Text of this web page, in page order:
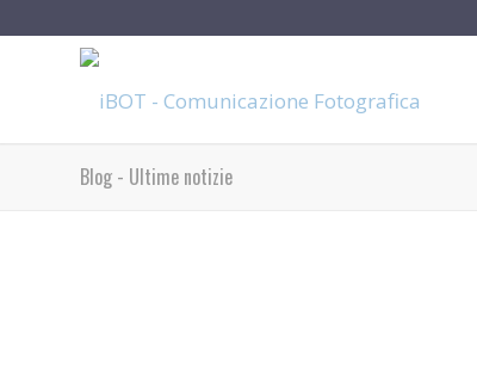
Blog - Ultime notizie